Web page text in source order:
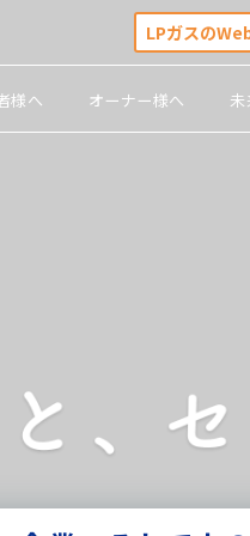
LPガスの
様へ オーナー様へ